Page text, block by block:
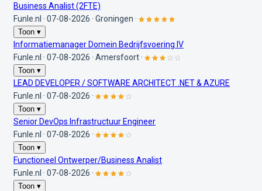
Business Analist (2FTE)
Funle.nl · 07-08-2026 · Groningen ·
Toon ▾
Informatiemanager Domein Bedrijfsvoering IV
Funle.nl · 07-08-2026 · Amersfoort ·
Toon ▾
LEAD DEVELOPER / SOFTWARE ARCHITECT .NET & AZURE
Funle.nl · 07-08-2026 ·
Toon ▾
Senior DevOps Infrastructuur Engineer
Funle.nl · 07-08-2026 ·
Toon ▾
Functioneel Ontwerper/Business Analist
Funle.nl · 07-08-2026 ·
Toon ▾